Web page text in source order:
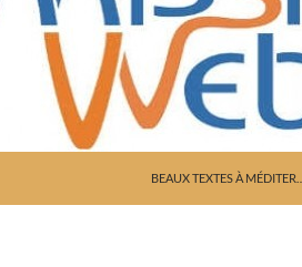
BEAUX TEXTES À MÉDITER…